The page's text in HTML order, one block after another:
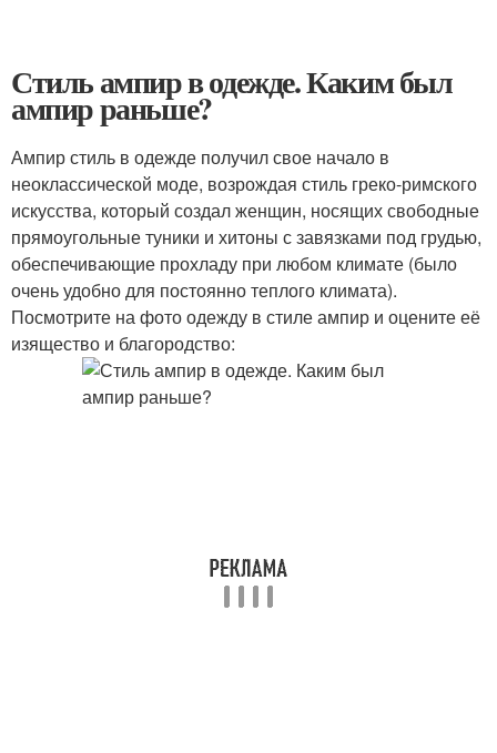
Стиль ампир в одежде. Каким был
ампир раньше?
Ампир стиль в одежде получил свое начало в
неоклассической моде, возрождая стиль греко-римского
искусства, который создал женщин, носящих свободные
прямоугольные туники и хитоны с завязками под грудью,
обеспечивающие прохладу при любом климате (было
очень удобно для постоянно теплого климата).
Посмотрите на фото одежду в стиле ампир и оцените её
изящество и благородство: